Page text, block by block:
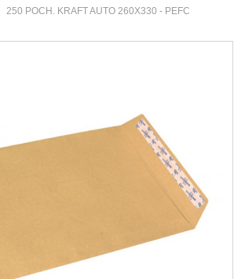
250 POCH. KRAFT AUTO 260X330 - PEFC